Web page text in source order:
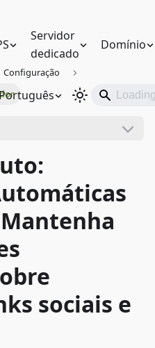
Servidor
dedicado
Domínio
Configuração
sociais e